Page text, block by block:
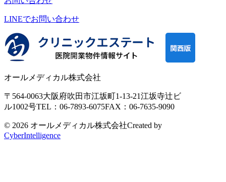
LINEでお問い合わせ
オールメディカル株式会社
〒564-0063大阪府吹田市江坂町1-13-21江坂寺辻ビ
ル1002号TEL：06-7893-6075FAX：06-7635-9090
© 2026 オールメディカル株式会社Created by
CyberIntelligence